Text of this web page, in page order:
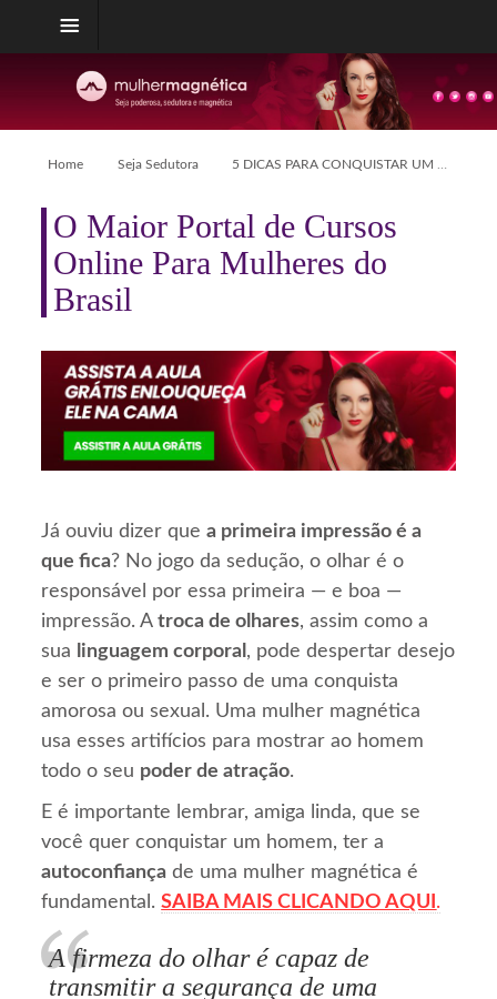
Home Seja Sedutora 5 DICAS PARA CONQUISTAR UM HOMEM ATRAVÉS DO OLHAR
O Maior Portal de Cursos
Online Para Mulheres do
Brasil
Já ouviu dizer quea primeira impressão é a
que fica? No jogo da sedução, o olhar é o
responsável por essa primeira — e boa —
impressão. A troca de olhares, assim como a
sua
linguagem corporal , pode despertar desejo
e ser o primeiro passo de uma conquista
amorosa ou sexual. Uma mulher magnética
usa esses artifícios para mostrar ao homem
todo o seu poder de atração.
E é importante lembrar, amiga linda, que se
você quer conquistar um homem, ter a
autoconfiança de uma mulher magnética é
fundamental.SAIBA MAIS CLICANDO AQUI .
A firmeza do olhar é capaz de
transmitir a segurança de uma